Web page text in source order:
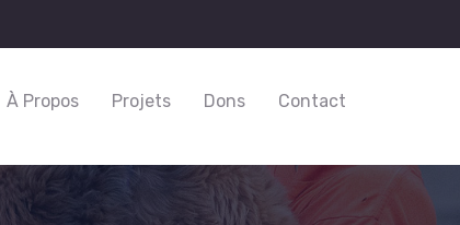
À Propos Projets Dons Contact